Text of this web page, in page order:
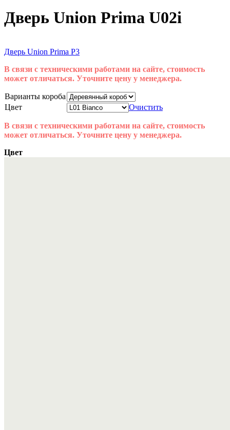
Дверь Union Prima U02i
Дверь Union Prima P3
В связи с техническими работами на сайте, стоимость
может отличаться. Уточните цену у менеджера.
Варианты короба
Цвет
Очистить
В связи с техническими работами на сайте, стоимость
может отличаться. Уточните цену у менеджера.
Цвет